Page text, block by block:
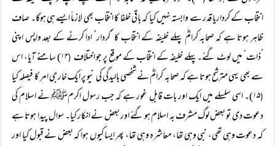
انتخاب کے کرداریا قدر سے وابستہ نہیں کیا کہ باقی خلفا کا انتخاب بھی لازماً ایسے ہی ہوگا۔ صاف
ظاہر ہوتا ہے کہ صحابہ کرامؓ پہلے خلیفہ کے انتخاب کا ’کردار‘ ادا کرنے کے بعد واپس اپنی
’ذات‘ میں لوٹ گئے۔پہلے خلیفہ کے انتخاب کے موقع پر جو اختلاف (
۱۴) سامنے آیا، اس
سے بھی یہی مترشح ہوتا ہے کہ صحابہ کرامؓ نے شخصی بالیدگی کی نیو پر ایک خارجی امر کا فیصلہ کیا
(
۱۵)۔ اسی سلسلے میں ایک اور بات قابلِ غور ہے کہ جب رسول اکرمﷺ نے اسلام کی
دعوت دی تو بعض لوگ مشرف بہ اسلام ہو گئے اور بعض نے انکار کیا۔ سوال پیدا ہوتا ہے
کہ دعوت وہی تھی، نبی وہی تھا، معاشرہ وہی تھا، پھر ایسا کیوں ہوا کہ بعض نے قبول کیا اور